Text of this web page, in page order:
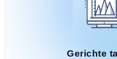
Gerichte